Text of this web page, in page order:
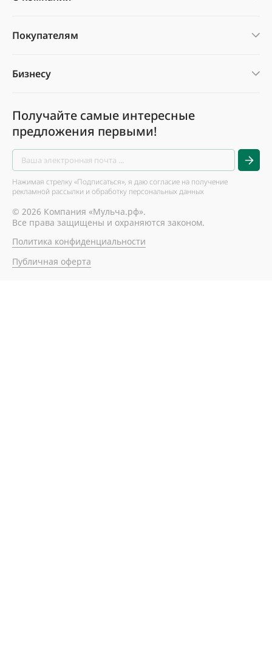
Покупателям
Бизнесу
Получайте самые интересные
предложения первыми!
Нажимая стрелку «Подписаться», я даю согласие на получение
рекламной рассылки и обработку персональных данных
© 2026 Компания «Мульча.рф».
Все права защищены и охраняются законом.
Политика конфиденциальности
Публичная оферта